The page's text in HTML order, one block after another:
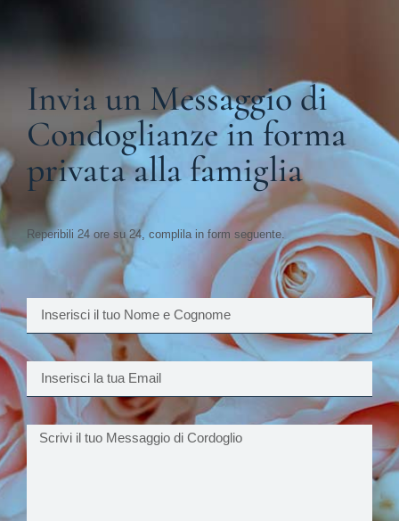
Invia un Messaggio di
Condoglianze in forma
privata alla famiglia
Reperibili 24 ore su 24, complila in form seguente.